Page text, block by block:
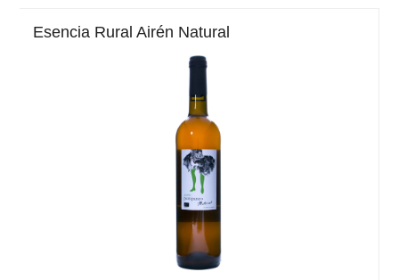
Esencia Rural Airén Natural